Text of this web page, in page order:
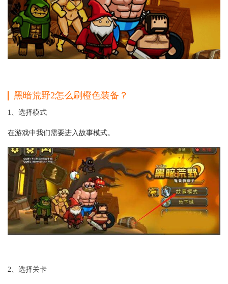
黑暗荒野2怎么刷橙色装备？
1、选择模式
在游戏中我们需要进入故事模式。
2、选择关卡